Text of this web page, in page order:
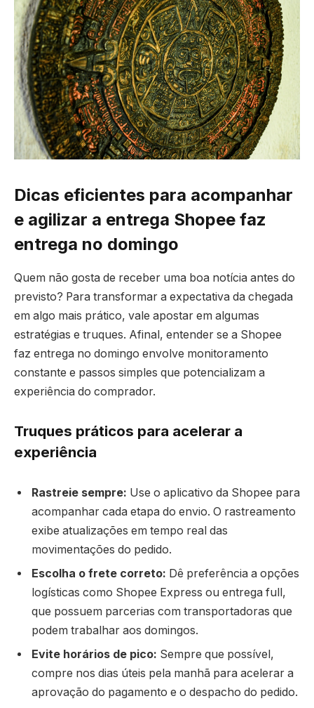
Dicas eficientes para acompanhar
e agilizar a entrega Shopee faz
entrega no domingo
Quem não gosta de receber uma boa notícia antes do
previsto? Para transformar a expectativa da chegada
em algo mais prático, vale apostar em algumas
estratégias e truques. Afinal, entender se a Shopee
faz entrega no domingo envolve monitoramento
constante e passos simples que potencializam a
experiência do comprador.
Truques práticos para acelerar a
experiência
Rastreie sempre: Use o aplicativo da Shopee para
acompanhar cada etapa do envio. O rastreamento
exibe atualizações em tempo real das
movimentações do pedido.
Escolha o frete correto: Dê preferência a opções
logísticas como Shopee Express ou entrega full,
que possuem parcerias com transportadoras que
podem trabalhar aos domingos.
Evite horários de pico: Sempre que possível,
compre nos dias úteis pela manhã para acelerar a
aprovação do pagamento e o despacho do pedido.